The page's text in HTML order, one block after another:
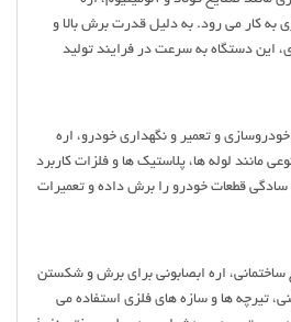
به کار می رود. به دلیل قدرت برش بالا و
این دستگاه به سرعت در فرایند تولید
و تعمیر و نگهداری خودرو، اره
مانند لوله ها، پلاستیک ها و فلزات کاربرد
سادگی قطعات خودرو را برش داده و تعمیرات
اره ابصابونی برای برش و شکستن
تیرچه ها و سازه های فلزی استفاده می